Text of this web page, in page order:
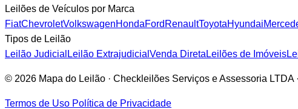
Leilões de Veículos por Marca
FiatChevroletVolkswagenHondaFord RenaultToyotaHyundai
Tipos de Leilão
Leilão Judicial Leilão Extrajudicial Venda DiretaLeilões de Imóveis
© 2026 Mapa do Leilão · Checkleilões Serviços e Assessoria LTDA
Termos de Uso Política de Privacidade